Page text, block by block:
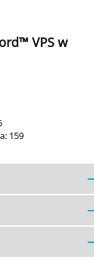
VPS w
159